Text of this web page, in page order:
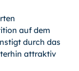
auf dem
durch das
attraktiv